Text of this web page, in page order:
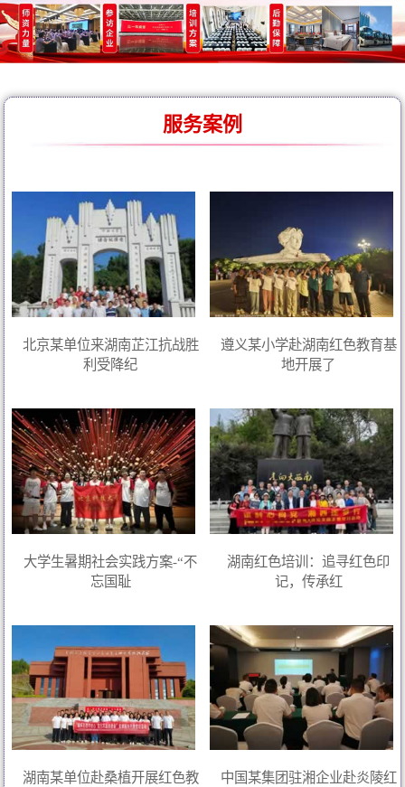
服务案例
北京某单位来湖南芷江抗战胜
利受降纪
遵义某小学赴湖南红色教育基
地开展了
大学生暑期社会实践方案-“不
忘国耻
湖南红色培训：追寻红色印
记，传承红
湖南某单位赴桑植开展红色教
中国某集团驻湘企业赴炎陵红